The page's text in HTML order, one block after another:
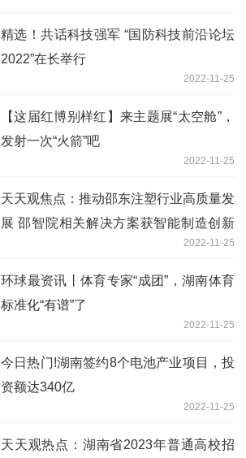
精选！共话科技强军 “国防科技前沿论坛
2022”在长举行
2022-11-25
【这届红博别样红】来主题展“太空舱”，
发射一次“火箭”吧
2022-11-25
天天观焦点：推动邵东注塑行业高质量发
展 邵智院相关解决方案获智能制造创新
2022-11-25
环球最资讯丨体育专家“成团”，湖南体育
标准化“有谱”了
2022-11-25
今日热门!湖南签约8个电池产业项目，投
资额达340亿
2022-11-25
天天观热点：湖南省2023年普通高校招